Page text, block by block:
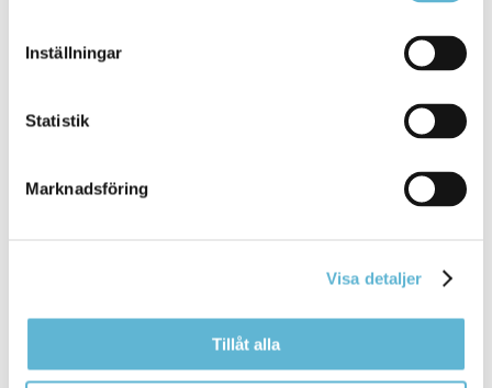
Inställningar
Statistik
Marknadsföring
Visa detaljer
Tillåt alla
KONTAKT
Besöksadress
Box 18, 295 21 Bromölla
Fax: 0456-82 22 00